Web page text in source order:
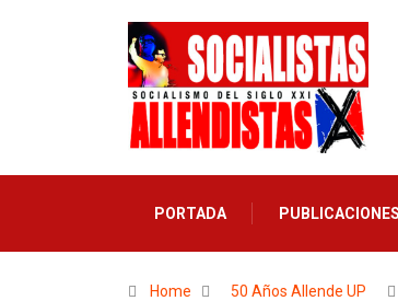
PORTADA PUBLICACIONES
Home 50 Años Allende UP